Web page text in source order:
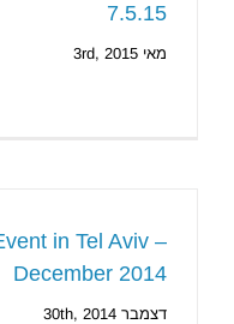
7.5.15
מאי 3rd, 2015
in Tel Aviv –
December 2014
דצמבר 30th, 2014